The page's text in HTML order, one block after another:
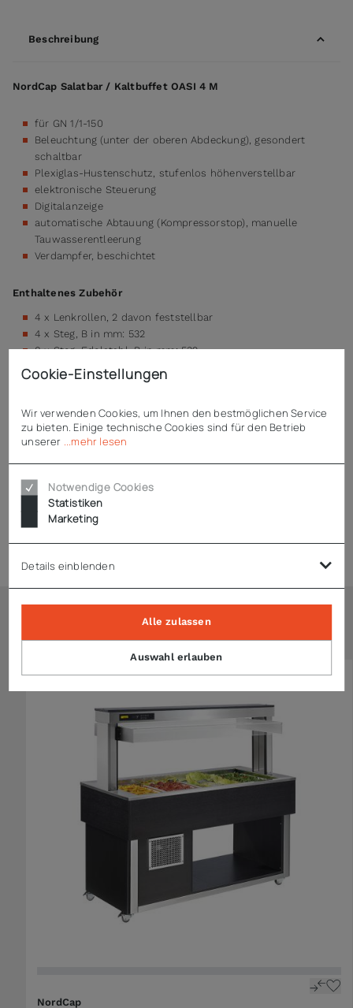
Beschreibung
NordCap Salatbar / Kaltbuffet OASI 4 M
für GN 1/1-150
Beleuchtung (unter der oberen Abdeckung), gesondert
schaltbar
Plexiglas-Hustenschutz, stufenlos höhenverstellbar
elektronische Steuerung
Digitalanzeige
automatische Abtauung (Kompressorstop), manuelle
Tauwasserentleerung
Verdampfer, beschichtet
Enthaltenes Zubehör
4 x Lenkrollen, 2 davon feststellbar
4 x Steg, B in mm: 532
8 x Steg, Edelstahl, B in mm: 532
Technische Daten
Downloads
Ähnliche Artikel
NordCap
Cookie-Einstellungen
Wir verwenden Cookies, um Ihnen den bestmöglichen Service
zu bieten. Einige technische Cookies sind für den Betrieb
unserer
...mehr lesen
Notwendige Cookies
Statistiken
Marketing
Details einblenden
Auswahl erlauben
Alle zulassen